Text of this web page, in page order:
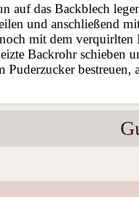
auf das Backblech
und anschließend
mit dem verquirlten
Backrohr schieben
bestreuen,